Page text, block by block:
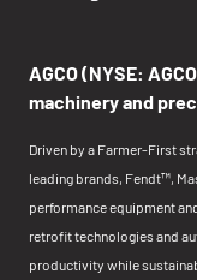
AGCO (NYSE:
machinery and
Driven by a Farmer-First
leading brands, Fendt™,
performance equipment
retrofit technologies and
productivity while